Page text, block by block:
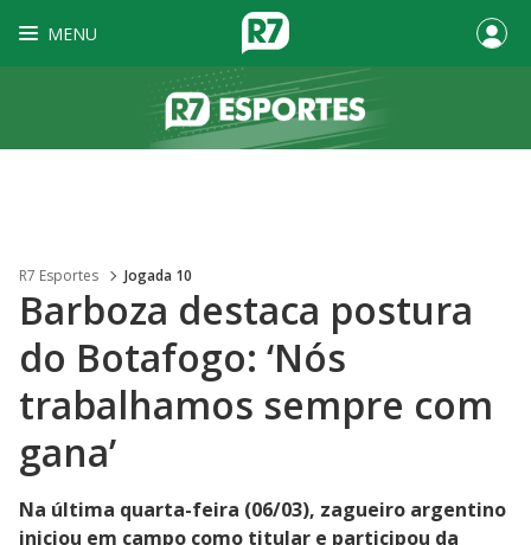
MENU
R7 Esportes Jogada 10
Barboza destaca postura
do Botafogo: ‘Nós
trabalhamos sempre com
gana’
Na última quarta-feira (06/03), zagueiro argentino
iniciou em campo como titular e participou da